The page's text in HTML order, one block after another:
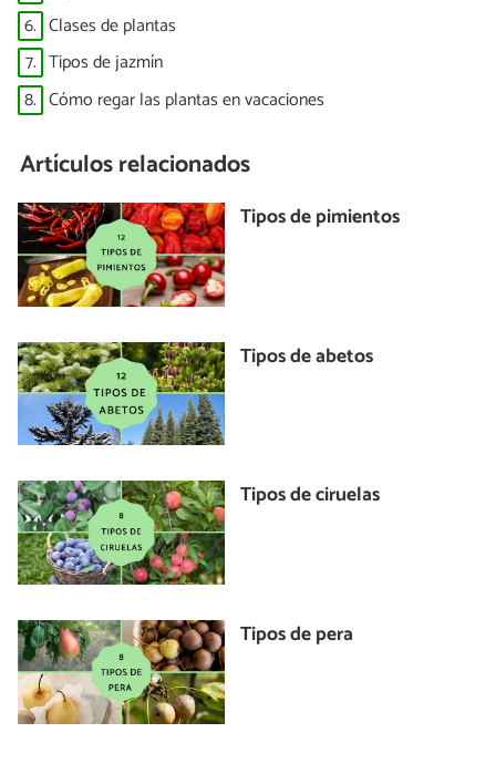
6. Clases de plantas
7. Tipos de jazmín
8. Cómo regar las plantas en vacaciones
Artículos relacionados
Tipos de pimientos
Tipos de abetos
Tipos de ciruelas
Tipos de pera